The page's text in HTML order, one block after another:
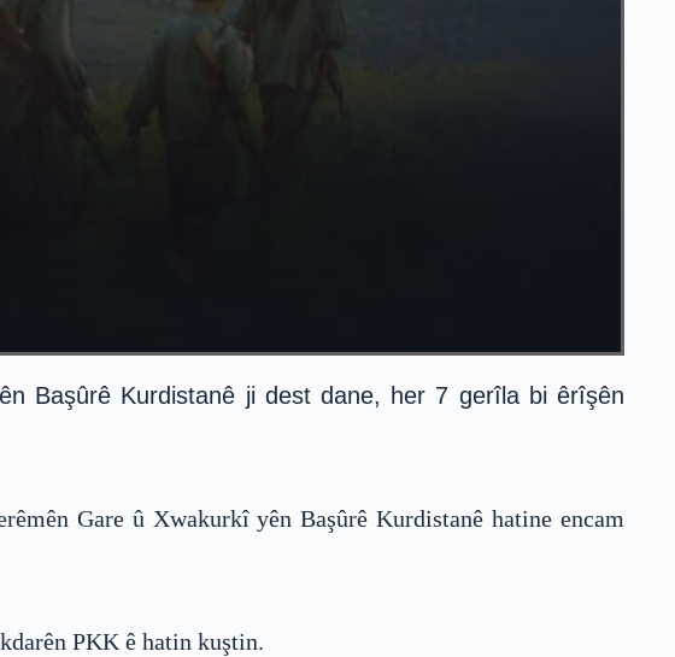
Başûrê Kurdistanê ji dest dane, her 7 gerîla bi êrîşên
Gare û Xwakurkî yên Başûrê Kurdistanê hatine encam
PKK ê hatin kuştin.